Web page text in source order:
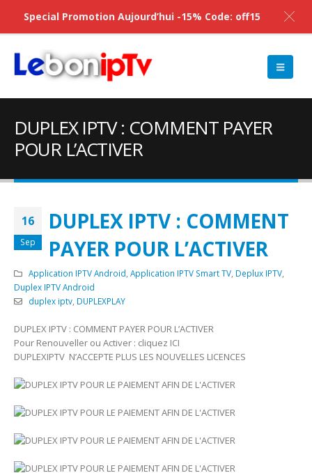
DUPLEX IPTV : COMMENT PAYER
POUR L’ACTIVER
16
Sep
DUPLEX IPTV : COMMENT
PAYER POUR L’ACTIVER
Application IPTV Android Application IPTV Smart TV, Deplux IPTV,
Duplex IPTV Android
duplex iptv, DUPLEXPLAY
DUPLEX IPTV : COMMENT PAYER POUR L’ACTIVER
Pour Renouveller ou Activer : cliquez ICI
DUPLEXIPTV N’ACCEPTE PLUS LES NOUVELLES LICENCES
Special Promotion Aujourd’hui -15% Code: off15